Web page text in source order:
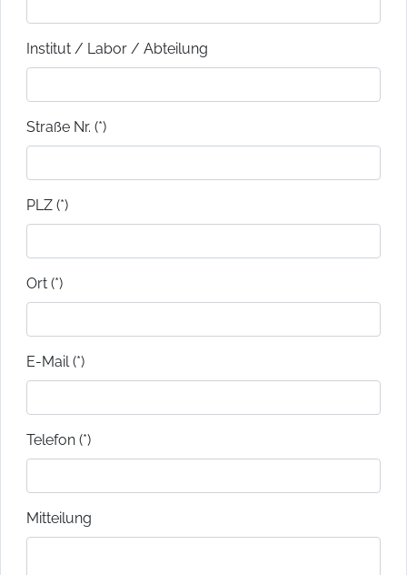
Institut / Labor / Abteilung
Straße Nr. (*)
PLZ (*)
Ort (*)
E-Mail (*)
Telefon (*)
Mitteilung